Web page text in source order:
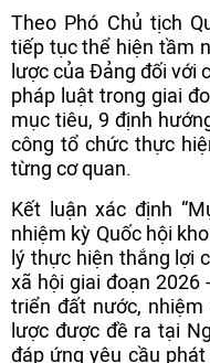
Theo Phó Chủ tịch
tiếp tục thể hiện tầm
lược của Đảng đối với
pháp luật trong giai
mục tiêu, 9 định
công tổ chức thực
từng cơ quan.
Kết luận xác định
nhiệm kỳ Quốc hội
lý thực hiện thắng lợi
xã hội giai đoạn 2026
triển đất nước,
lược được đề ra tại
đáp ứng yêu cầu